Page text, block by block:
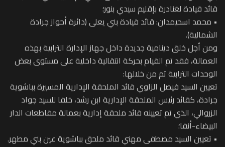
قائد قيادة لغنادرة بإقليم سيدي بنور؛
• محمد اسحيمدان: قائد قيادة بني يعلى (دائرة أحواز جرادة
الشمالية).
ومن أجل خلق دينامية جديدة داخل جهاز الإدارة الترابية بهذه
العمالة، فقد تم القيام بحركة انتقالية داخلية على مستوى بعض
الوحدات الترابية تم من خلالها:
تعيين السيد فيصل الزاوي قائد الملحقة الإدارية المسيرة بباشوية
جرادة، كقائد رئيس الملحقة الإدارية ابن رشد، خلفا للسيد جواد
الزروالي، الذي تم تعيينه قائد ملحقة إدارية بعمالة مقاطعات الدار
البيضاء-أنفا؛
• تعيين السيد مصطفى مهني قائد ملحق بباشوية عين بني مطهر.